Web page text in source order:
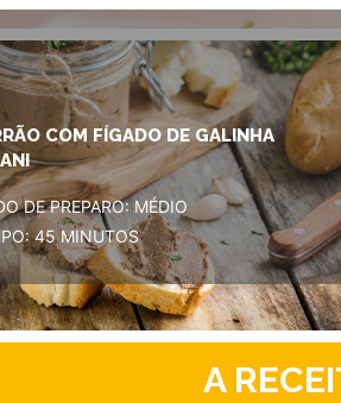
COM FÍGADO DE GALINHA
DE PREPARO: MÉDIO
45 MINUTOS
A